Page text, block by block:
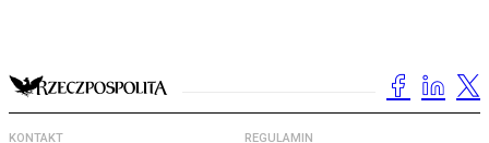
KONTAKT REGULAMIN